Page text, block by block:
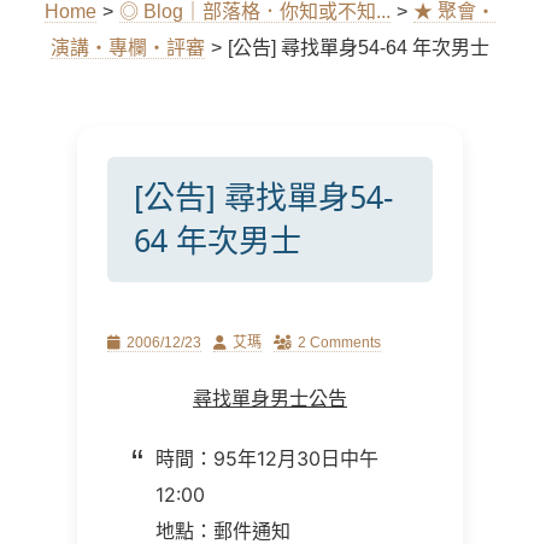
Home > ◎ Blog｜部落格．你知或不知... > ★ 聚會‧
演講‧專欄‧評審 > [公告] 尋找單身54-64 年次男士
[公告] 尋找單身54-
64 年次男士
Posted
2006/12/23 Author
艾瑪 2 Comments
尋找單身男士公告
時間：95年12月30日中午
12:00
地點：郵件通知